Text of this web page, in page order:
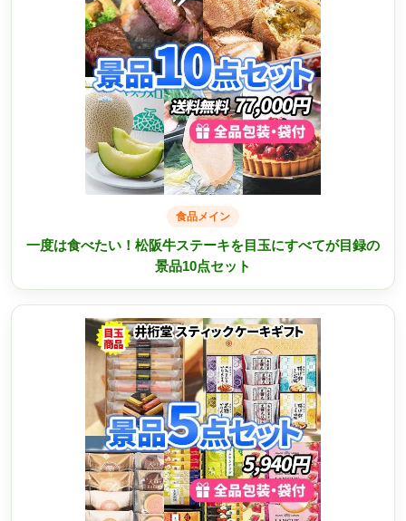
食品メイン
一度は食べたい！松阪牛ステーキを目玉にすべてが目録の
景品10点セット